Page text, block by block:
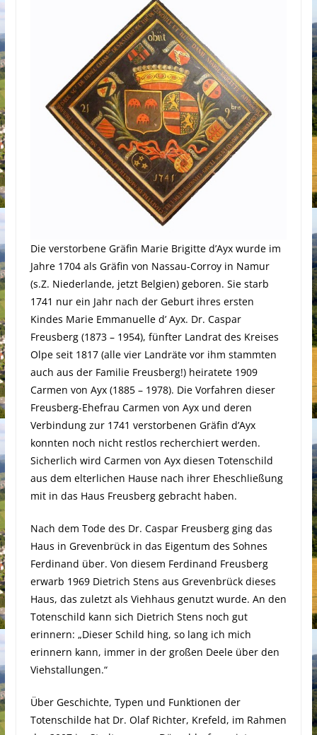
Die verstorbene Gräfin Marie Brigitte d’Ayx wurde im
Jahre 1704 als Gräfin von Nassau-Corroy in Namur
(s.Z. Niederlande, jetzt Belgien) geboren. Sie starb
1741 nur ein Jahr nach der Geburt ihres ersten
Kindes Marie Emmanuelle d’ Ayx. Dr. Caspar
Freusberg (1873 – 1954), fünfter Landrat des Kreises
Olpe seit 1817 (alle vier Landräte vor ihm stammten
auch aus der Familie Freusberg!) heiratete 1909
Carmen von Ayx (1885 – 1978). Die Vorfahren dieser
Freusberg-Ehefrau Carmen von Ayx und deren
Verbindung zur 1741 verstorbenen Gräfin d’Ayx
konnten noch nicht restlos recherchiert werden.
Sicherlich wird Carmen von Ayx diesen Totenschild
aus dem elterlichen Hause nach ihrer Eheschließung
mit in das Haus Freusberg gebracht haben.
Nach dem Tode des Dr. Caspar Freusberg ging das
Haus in Grevenbrück in das Eigentum des Sohnes
Ferdinand über. Von diesem Ferdinand Freusberg
erwarb 1969 Dietrich Stens aus Grevenbrück dieses
Haus, das zuletzt als Viehhaus genutzt wurde. An den
Totenschild kann sich Dietrich Stens noch gut
erinnern: „Dieser Schild hing, so lang ich mich
erinnern kann, immer in der großen Deele über den
Viehstallungen.“
Über Geschichte, Typen und Funktionen der
Totenschilde hat Dr. Olaf Richter, Krefeld, im Rahmen